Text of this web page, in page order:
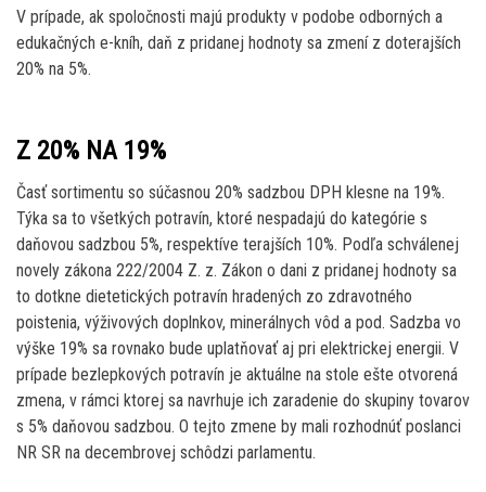
V prípade, ak spoločnosti majú produkty v podobe odborných a
edukačných e-kníh, daň z pridanej hodnoty sa zmení z doterajších
20% na 5%.
Z 20% NA 19%
Časť sortimentu so súčasnou 20% sadzbou DPH klesne na 19%.
Týka sa to všetkých potravín, ktoré nespadajú do kategórie s
daňovou sadzbou 5%, respektíve terajších 10%. Podľa schválenej
novely zákona 222/2004 Z. z. Zákon o dani z pridanej hodnoty sa
to dotkne dietetických potravín hradených zo zdravotného
poistenia, výživových doplnkov, minerálnych vôd a pod. Sadzba vo
výške 19% sa rovnako bude uplatňovať aj pri elektrickej energii. V
prípade bezlepkových potravín je aktuálne na stole ešte otvorená
zmena, v rámci ktorej sa navrhuje ich zaradenie do skupiny tovarov
s 5% daňovou sadzbou. O tejto zmene by mali rozhodnúť poslanci
NR SR na decembrovej schôdzi parlamentu.